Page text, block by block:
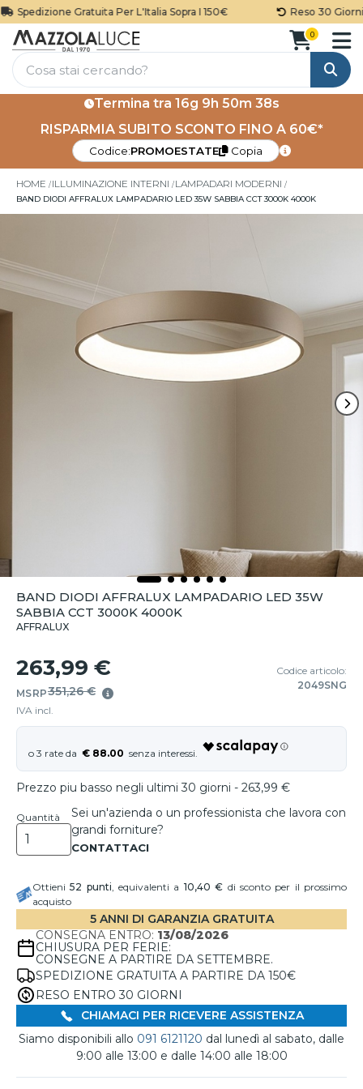
Spedizione Gratuita Per L'Italia Sopra I 150€ Reso 30 Giorni
Cerca
0
Termina tra 16g 9h 50m 37s
RISPARMIA SUBITO SCONTO FINO A 60€*
Codice:PROMOESTATE Copia
HOME ILLUMINAZIONE INTERNI LAMPADARI MODERNI
BAND DIODI AFFRALUX LAMPADARIO LED 35W SABBIA CCT 3000K 4000K
BAND DIODI AFFRALUX LAMPADARIO LED 35W
SABBIA CCT 3000K 4000K
AFFRALUX
263,99 €
MSRP351,26 €
IVA incl.
Codice articolo:
2049SNG
€ 88.00
Prezzo piu basso negli ultimi 30 giorni - 263,99 €
Quantità
Sei un'azienda o un professionista che lavora con
grandi forniture?
Ottieni52 punti, equivalenti a 10,40 € di sconto per il prossimo
acquisto
5 ANNI DI GARANZIA GRATUITA
CONSEGNA ENTRO: 13/08/2026
CHIUSURA PER FERIE:
CONSEGNE A PARTIRE DA SETTEMBRE.
SPEDIZIONE GRATUITA A PARTIRE DA 150€
RESO ENTRO 30 GIORNI
CHIAMACI PER RICEVERE ASSISTENZA
Siamo disponibili allo 091 6121120 dal lunedì al sabato, dalle
9:00 alle 13:00 e dalle 14:00 alle 18:00